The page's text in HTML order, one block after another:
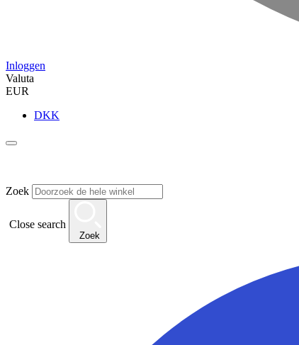
Inloggen
Valuta
EUR
DKK
Zoek
Close search
Zoek